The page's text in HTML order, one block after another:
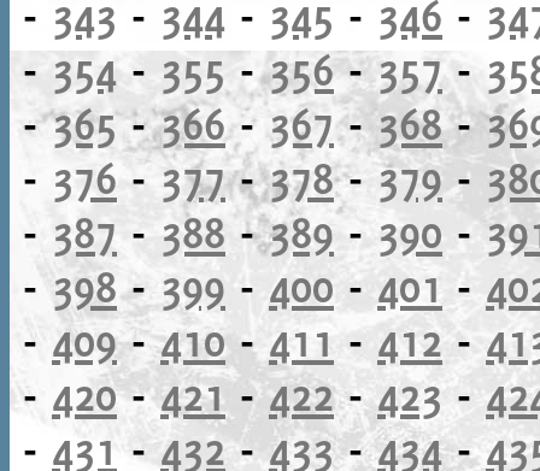
- 343 - 344 - 345 - 346 -
-354-355-356-357-
-365-366-367-368-
- 376 - 377-378- 379-
- 387- 388 -389-390 -
-398-399 - 400 - 401 -
- 409-410-411- 412 -
- 420-421-422-423-
- 431 -432-433-434-